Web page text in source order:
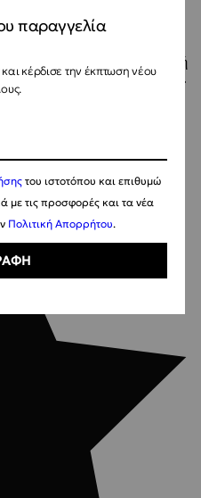
υγρών ( νερό – ανθόνερα ) ή
μέχρι να γίνει μια καλή πάστα.
παραγγελία
κέρδισε την έκπτωση νέου
του ιστοτόπου και επιθυμώ
με τις προσφορές και τα νέα
Πολιτική Απορρήτου.